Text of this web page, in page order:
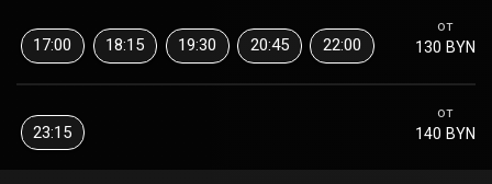
от
130 BYN
17:00 18:15 19:30 20:45 22:00
от
140 BYN
23:15